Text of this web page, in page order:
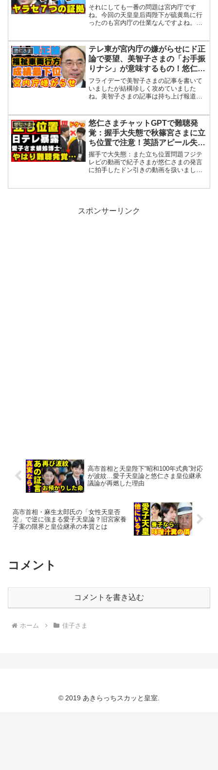
それにしても一番の問題は宮内庁です
ね。今回の天皇皇后両陛下が硫黄島に行
ったのも宮内庁の仕業なんですよね。両
宮内庁です。宮内庁がわざとこの日にし
たわけですね。万博が始ま...
悠仁さま
テレ東が宮内庁の嫌がらせにド正
論で要望、美智子さまの「お手振
りナシ」が意味するもの！悠仁さ
ま成績ほぼ最下位だった！一般参
賀の裏側と福祉車両の行方は？
フライデーで美智子さまの記事を書いて
いましたが結構珍しく攻めていました
ね。美智子さまの記事は持ち上げ報道ば
２年ぶりに行われた新年一般参賀が１月
２日に開催されて全国各地か...
悠仁さま
悠仁さまチャットGPTで難聴発
覚：握手大失態で秋篠宮さまに立
ち位置で注意！英語アピール失敗
で愛子さまの方がトンボ博士
握手で大失態：また立ち位置問題フジテ
レビの動画で紀子さまが悠仁さまの発言
に拍手したドン引きの動画を扱いました
スポンサーリンク
高市首相と天皇陛下“昭和100年式典”対応
が波紋…愛子天皇論と悠仁さま皇位継承
議論が再燃した理由
高市首相・麻生太郎氏の「女性天皇否
定」で逆に強まる愛子天皇論？旧宮家養
子案の限界と皇位継承の本質とは
コメント
コメントを書き込む
ホーム 佳子さま
© 2019 あきらっちスカッと皇室.